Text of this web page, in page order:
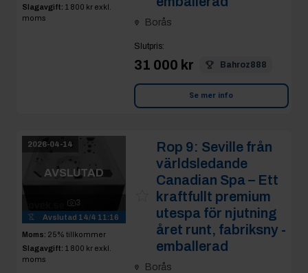
Slagavgift: 1 800 kr exkl.
moms
Borås
Slutpris:
31 000 kr Bahroz888
Se mer info
2026-04-14
AVSLUTAD
3
Avslutad 14/4 11:16
Moms: 25% tillkommer
Slagavgift: 1 800 kr exkl.
moms
Rop 9: Seville från
världsledande
Canadian Spa – Ett
kraftfullt premium
utespa för njutning
året runt, fabriksny -
emballerad
Borås